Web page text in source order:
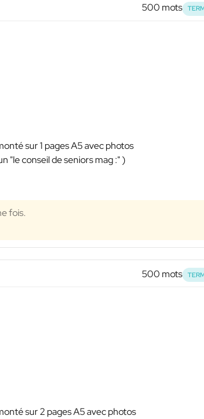
500 mots
sur 1 pages A5 avec photos
"le conseil de seniors mag :" )
fois.
500 mots
sur 2 pages A5 avec photos